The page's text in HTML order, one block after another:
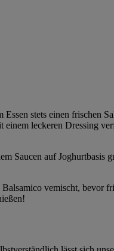
stets einen frischen
leckeren Dressing
Saucen auf Joghurtbasis
vemischt, bevor